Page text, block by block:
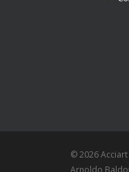
© 2026 Acciart
Arnoldo